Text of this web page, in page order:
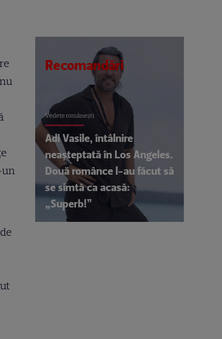
un
Recomandări
Vedete româneşti
Adi Vasile, întâlnire
neașteptată în Los Angeles.
Două românce l-au făcut să
se simtă ca acasă:
„Superb!”